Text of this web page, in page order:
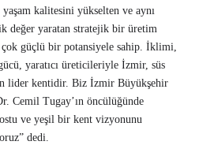
kalitesini yükselten ve aynı
değer yaratan stratejik bir üretim
güçlü bir potansiyele sahip. İklimi,
yaratıcı üreticileriyle İzmir, süs
lider kentidir. Biz İzmir Büyükşehir
Cemil Tugay’ın öncülüğünde
ve yeşil bir kent vizyonunu
dedi.